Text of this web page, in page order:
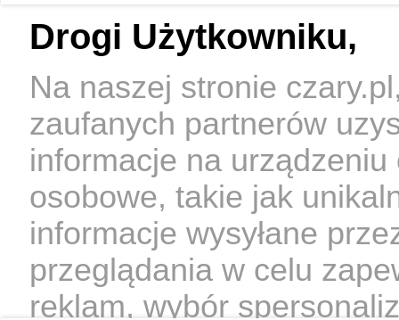
Drogi Użytkowniku,
Na naszej stronie
zaufanych partnerów
informacje na
osobowe, takie jak
informacje wysyłane
przeglądania w celu
reklam, wybór